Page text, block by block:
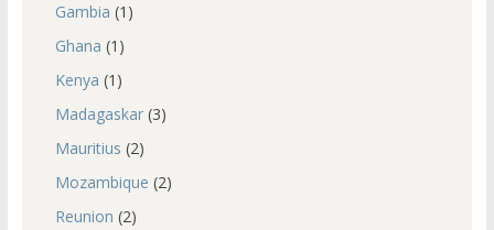
Gambia (1)
Ghana (1)
Kenya (1)
Madagaskar(3)
Mauritius (2)
Mozambique (2)
Reunion (2)